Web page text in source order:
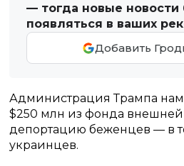
— тогда новые новости
появляться в ваших
Добавить
Администрация Трампа
$250 млн из фонда
депортацию беженцев — в
украинцев.